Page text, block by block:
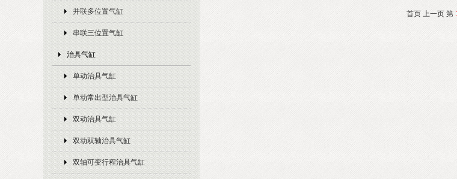
并联多位置气缸
串联三位置气缸
治具气缸
单动治具气缸
单动常出型治具气缸
双动治具气缸
双动双轴治具气缸
双轴可变行程治具气缸
首页 上一页 第